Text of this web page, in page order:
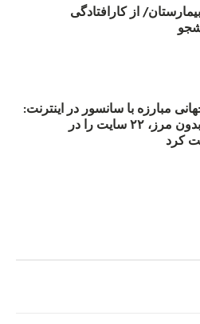
از کارافتادگی
روز جهانی مبارزه با سانسور در اینترنت:
#آزادی هم‌آیند گزارشگران‌ بدون مرز، ۲۲ سایت را در
کرد